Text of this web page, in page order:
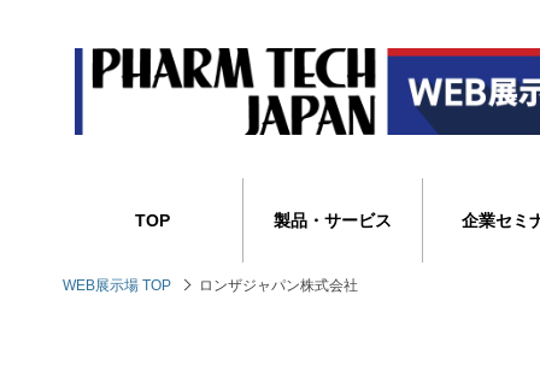
TOP 製品・サービス 企業セミ
WEB展示場 TOP ロンザジャパン株式会社